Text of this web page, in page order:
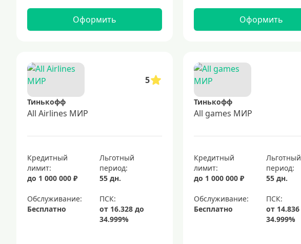
Оформить Оформить
5
Тинькофф
All Airlines МИР
Кредитный
лимит:
до 1 000 000 ₽
Льготный
период:
55 дн.
Обслуживание:
Бесплатно
Тинькофф
All games МИР
Кредитный
лимит:
до 1 000 000 ₽
Льготный
период:
55 дн.
Обслуживание:
Бесплатно